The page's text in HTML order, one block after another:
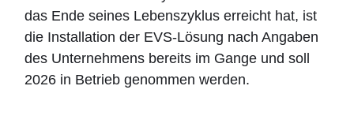
das Ende seines Lebenszyklus erreicht hat, ist
die Installation der EVS-Lösung nach Angaben
des Unternehmens bereits im Gange und soll
2026 in Betrieb genommen werden.